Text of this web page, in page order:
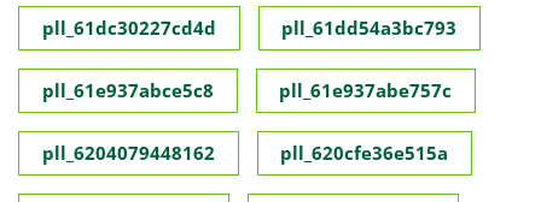
pll_61dc30227cd4d pll_61dd54a3bc793
pll_61e937abce5c8 pll_61e937abe757c
pll_6204079448162 pll_620cfe36e515a